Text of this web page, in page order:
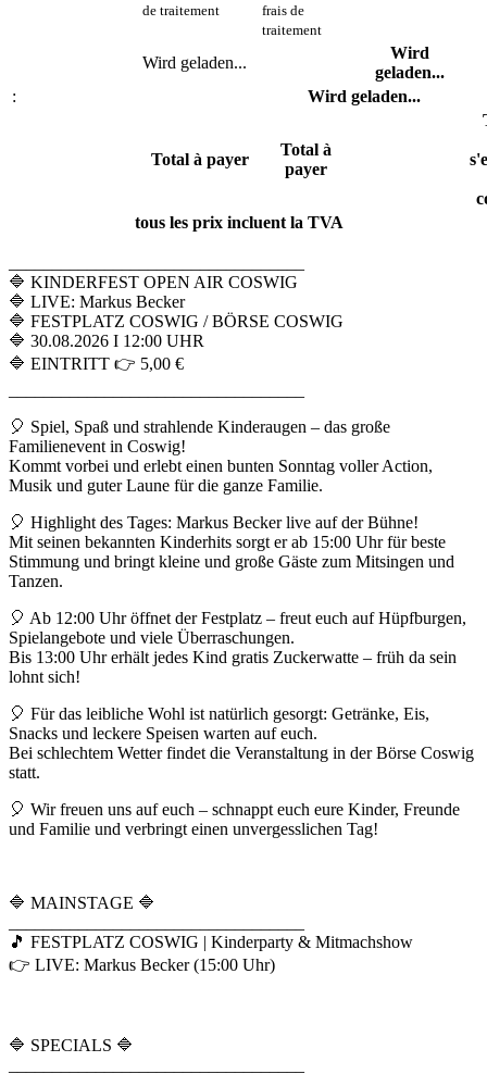
de traitement
frais de
traitement
Wird geladen...
Wird
geladen...
:
Wird geladen...
Total à payer
Total à
payer
tous les prix incluent la TVA
🔷 KINDERFEST OPEN AIR COSWIG
🔷 LIVE: Markus Becker
🔷 FESTPLATZ COSWIG / BÖRSE COSWIG
🔷 30.08.2026 I 12:00 UHR
🔷 EINTRITT 👉 5,00 €
🎈 Spiel, Spaß und strahlende Kinderaugen – das große
Familienevent in Coswig!
Kommt vorbei und erlebt einen bunten Sonntag voller Action,
Musik und guter Laune für die ganze Familie.
🎈 Highlight des Tages: Markus Becker live auf der Bühne!
Mit seinen bekannten Kinderhits sorgt er ab 15:00 Uhr für beste
Stimmung und bringt kleine und große Gäste zum Mitsingen und
Tanzen.
🎈 Ab 12:00 Uhr öffnet der Festplatz – freut euch auf Hüpfburgen,
Spielangebote und viele Überraschungen.
Bis 13:00 Uhr erhält jedes Kind gratis Zuckerwatte – früh da sein
lohnt sich!
🎈 Für das leibliche Wohl ist natürlich gesorgt: Getränke, Eis,
Snacks und leckere Speisen warten auf euch.
Bei schlechtem Wetter findet die Veranstaltung in der Börse Coswig
statt.
🎈 Wir freuen uns auf euch – schnappt euch eure Kinder, Freunde
und Familie und verbringt einen unvergesslichen Tag!
🔷 MAINSTAGE 🔷
🎵 FESTPLATZ COSWIG | Kinderparty & Mitmachshow
👉 LIVE: Markus Becker (15:00 Uhr)
🔷 SPECIALS 🔷